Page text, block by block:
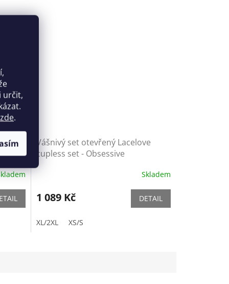
určit,
zde.
Vášnivý set otevřený Lacelove
cupless set - Obsessive
Skladem
1 089 Kč DETAIL
XL/2XL XS/S